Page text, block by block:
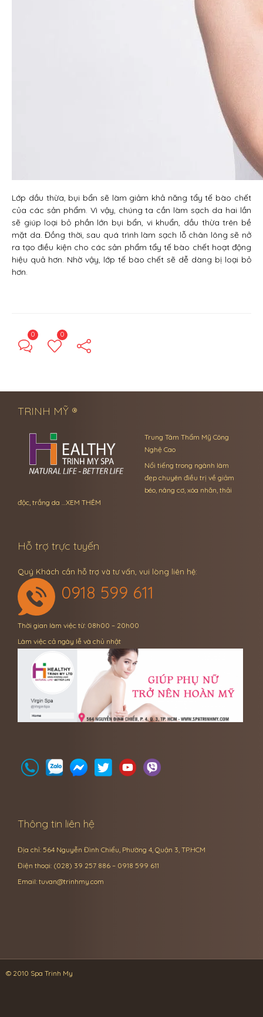
Lớp dầu thừa, bụi bẩn sẽ làm giảm khả năng tẩy tế bào chết
của các sản phẩm. Vì vậy, chúng ta cần làm sạch da hai lần
sẽ giúp loại bỏ phần lớn bụi bẩn, vi khuẩn, dầu thừa trên bề
mặt da. Đồng thời, sau quá trình làm sạch lỗ chân lông sẽ nở
ra tạo điều kiện cho các sản phẩm tẩy tế bào chết hoạt động
hiệu quả hơn. Nhờ vậy, lớp tế bào chết sẽ dễ dàng bị loại bỏ
hơn.
0 0
TRINH MỸ ®
Trung Tâm Thẩm Mỹ Công
Nghệ Cao
Nổi tiếng trong ngành làm
đẹp chuyên điều trị về giảm
béo, nâng cơ, xóa nhăn, thải
độc, trắng da …XEM THÊM
Hỗ trợ trực tuyến
Quý Khách cần hỗ trợ và tư vấn, vui lòng liên hệ:
0918 599 611
Thời gian làm việc từ: 08h00 – 20h00
Làm việc cả ngày lễ và chủ nhật
Thông tin liên hệ
Địa chỉ: 564 Nguyễn Đình Chiểu, Phường 4, Quận 3, TP.HCM
Điện thoại: (028) 39 257 886 – 0918 599 611
Email: tuvan@trinhmy.com
© 2010 Spa Trinh My